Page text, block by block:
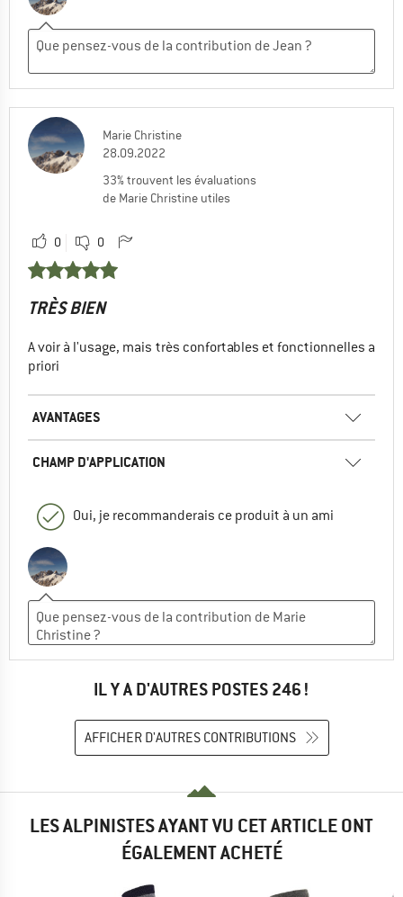
Marie Christine
28.09.2022
33% trouvent les évaluations
de Marie Christine utiles
0 0
TRÈS BIEN
A voir à l'usage, mais très confortables et fonctionnelles a
priori
AVANTAGES
CHAMP D'APPLICATION
Oui, je recommanderais ce produit à un ami
IL Y A D'AUTRES POSTES 246 !
AFFICHER D'AUTRES CONTRIBUTIONS
LES ALPINISTES AYANT VU CET ARTICLE ONT
ÉGALEMENT ACHETÉ